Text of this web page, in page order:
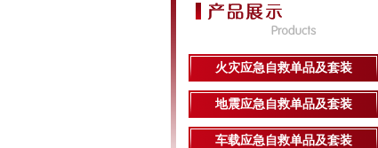
火灾应急自救单品及套装
地震应急自救单品及套装
车载应急自救单品及套装